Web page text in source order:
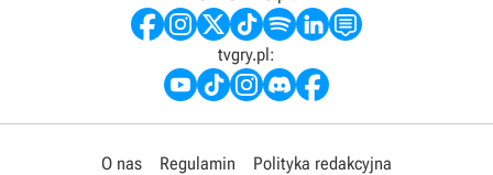
tvgry.pl:
O nas Regulamin Polityka redakcyjna